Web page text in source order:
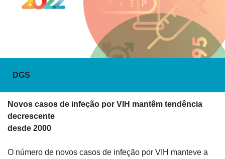
DGS
Novos casos de infeção por VIH mantêm tendência
decrescente
desde 2000
O número de novos casos de infeção por VIH manteve a